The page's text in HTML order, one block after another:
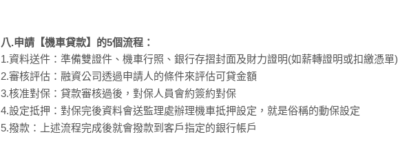
八.申請【機車貸款】的5個流程：
1.資料送件：準備雙證件、機車行照、銀行存摺封面及財力證明(如薪轉證明或扣繳憑單)
2.審核評估：融資公司透過申請人的條件來評估可貸金額
3.核准對保：貸款審核過後，對保人員會約簽約對保
4.設定抵押：對保完後資料會送監理處辦理機車抵押設定，就是俗稱的動保設定
5.撥款：上述流程完成後就會撥款到客戶指定的銀行帳戶